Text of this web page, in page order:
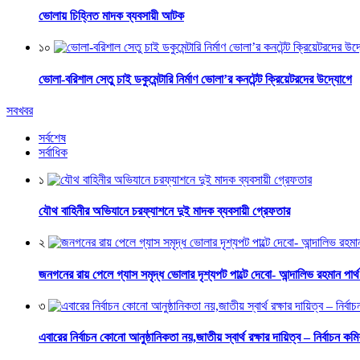
ভোলায় চিহ্নিত মাদক ব্যবসায়ী আটক
১০
ভোলা-বরিশাল সেতু চাই ডকুমেন্টারি নির্মাণ ভোলা’র কনটেন্ট ক্রিয়েটরদের উদ্যোগে
সবখবর
সর্বশেষ
সর্বাধিক
১
যৌথ বাহিনীর অভিযানে চরফ্যাশনে দুই মাদক ব্যবসায়ী গ্রেফতার
২
জনগনের রায় পেলে গ্যাস সমৃদ্ধ ভোলার দৃশ্যপট পাল্টে দেবো- আন্দালিভ রহমান পার্থ
৩
এবারের নির্বাচন কোনো আনুষ্ঠানিকতা নয়,জাতীয় স্বার্থ রক্ষার দায়িত্ব – নির্বাচন